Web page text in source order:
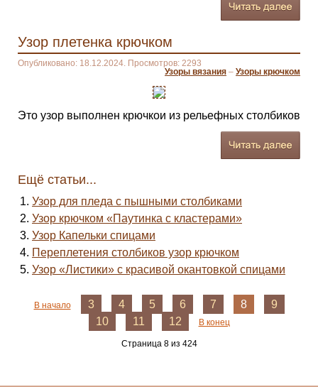
Узор плетенка крючком
Опубликовано: 18.12.2024. Просмотров: 2293
Узоры вязания – Узоры крючком
Это узор выполнен крючкои из рельефных столбиков
Ещё статьи...
Узор для пледа с пышными столбиками
Узор крючком «Паутинка с кластерами»
Узор Капельки спицами
Переплетения столбиков узор крючком
Узор «Листики» с красивой окантовкой спицами
В начало 3 4 5 6 7 8
9
10
11 12 В конец
Страница 8 из 424